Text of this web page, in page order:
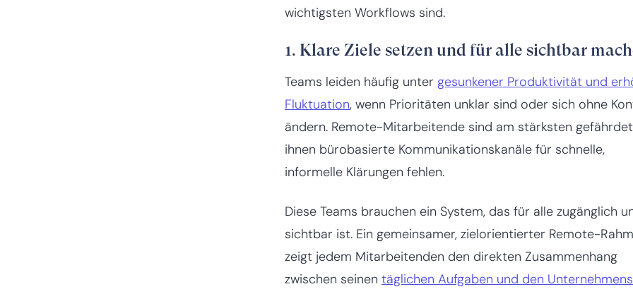
wichtigsten Workflows sind.
1. Klare Ziele setzen und für alle sichtbar
Teams leiden häufig unter gesunkener Produktivität und
Fluktuation, wenn Prioritäten unklar sind oder sich ohne
ändern. Remote-Mitarbeitende sind am stärksten
ihnen bürobasierte Kommunikationskanäle für schnelle,
informelle Klärungen fehlen.
Diese Teams brauchen ein System, das für alle zugänglich
sichtbar ist. Ein gemeinsamer, zielorientierter Remote-
zeigt jedem Mitarbeitenden den direkten Zusammenhang
zwischen seinen täglichen Aufgaben und den